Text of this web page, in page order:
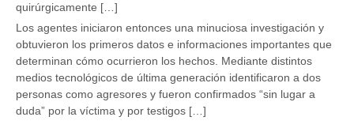
quirúrgicamente […]
Los agentes iniciaron entonces una minuciosa investigación y
obtuvieron los primeros datos e informaciones importantes que
determinan cómo ocurrieron los hechos. Mediante distintos
medios tecnológicos de última generación identificaron a dos
personas como agresores y fueron confirmados “sin lugar a
duda” por la víctima y por testigos […]